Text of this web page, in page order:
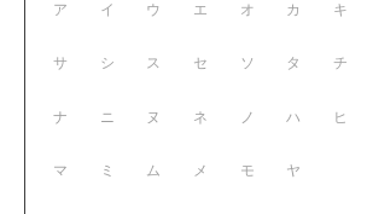
ア イ ウ エ オ
サ シ ス セ ソ
ナ ニ ヌ ネ ノ
マ ミ ム メ モ
カ キ
タ チ
ハ ヒ
ヤ